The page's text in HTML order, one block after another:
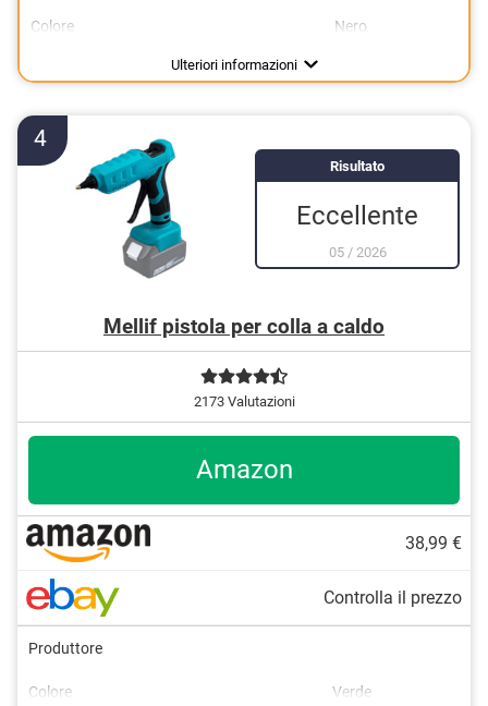
Colore
Nero
Pratico grazie alle proprietà idrorepellenti
Ulteriori informazioni
4
Risultato
Eccellente
05/ 2026
Mellif pistola per colla a caldo
2173 Valutazioni
Amazon
38,99 €
Controlla il prezzo
Produttore
Colore
Verde